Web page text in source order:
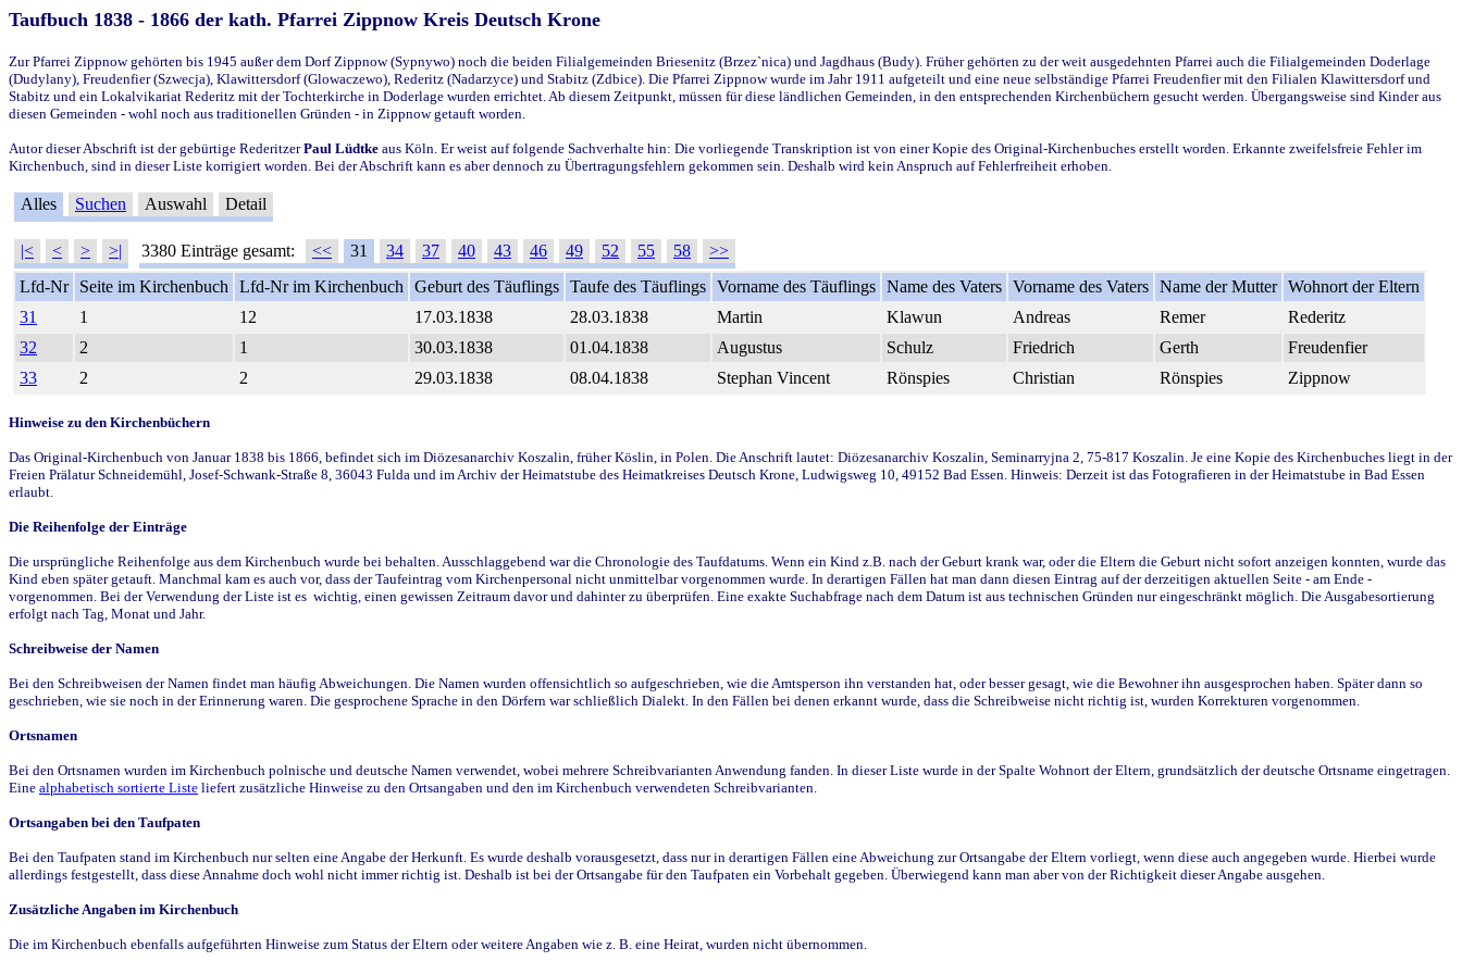
Taufbuch 1838 - 1866 der kath. Pfarrei Zippnow Kreis Deutsch Krone
Zur Pfarrei Zippnow gehörten bis 1945 außer dem Dorf Zippnow (Sypnywo) noch die beiden Filialgemeinden Briesenitz (Brzez`nica) und Jagdhaus (Budy). Früher gehörten zu der weit ausgedehnten Pfarrei auch die Filialgemeinden Doderlage
(Dudylany), Freudenfier (Szwecja), Klawittersdorf (Glowaczewo), Rederitz (Nadarzyce) und Stabitz (Zdbice). Die Pfarrei Zippnow wurde im Jahr 1911 aufgeteilt und eine neue selbständige Pfarrei Freudenfier mit den Filialen Klawittersdorf und
Stabitz und ein Lokalvikariat Rederitz mit der Tochterkirche in Doderlage wurden errichtet. Ab diesem Zeitpunkt, müssen für diese ländlichen Gemeinden, in den entsprechenden Kirchenbüchern gesucht werden. Übergangsweise sind Kinder aus
diesen Gemeinden - wohl noch aus traditionellen Gründen - in Zippnow getauft worden.
Autor dieser Abschrift ist der gebürtige RederitzerPaul Lüdtke aus Köln. Er weist auf folgende Sachverhalte hin: Die vorliegende Transkription ist von einer Kopie des Original-Kirchenbuches erstellt worden. Erkannte zweifelsfreie Fehler im
Kirchenbuch, sind in dieser Liste korrigiert worden. Bei der Abschrift kann es aber dennoch zu Übertragungsfehlern gekommen sein. Deshalb wird kein Anspruch auf Fehlerfreiheit erhoben.
Alles Suchen Auswahl Detail
|< < > >| 3380 Einträge gesamt: << 31 34 37 40 43 46 49 52 55 58
>>
Lfd-Nr
Seite im Kirchenbuch Lfd-Nr im Kirchenbuch Geburt des Täuflings Taufe des Täuflings Vorname des Täuflings Name des Vaters Vorname des Vaters Name der Mutter Wohnort der Eltern
31
1 12 17.03.1838 28.03.1838 Martin Klawun Andreas Remer
Rederitz
32
2 1 30.03.1838 01.04.1838 Augustus Schulz Friedrich Gerth
Freudenfier
33
2 2 29.03.1838 08.04.1838 Stephan Vincent Rönspies Christian Rönspies Zippnow
Hinweise zu den Kirchenbüchern
Das Original-Kirchenbuch von Januar 1838 bis 1866, befindet sich im Diözesanarchiv Koszalin, früher Köslin, in Polen. Die Anschrift lautet: Diözesanarchiv Koszalin, Seminarryjna 2, 75-817 Koszalin. Je eine Kopie des Kirchenbuches liegt in der
Freien Prälatur Schneidemühl, Josef-Schwank-Straße 8, 36043 Fulda und im Archiv der Heimatstube des Heimatkreises Deutsch Krone, Ludwigsweg 10, 49152 Bad Essen. Hinweis: Derzeit ist das Fotografieren in der Heimatstube in Bad Essen
erlaubt.
Die Reihenfolge der Einträge
Die ursprüngliche Reihenfolge aus dem Kirchenbuch wurde bei behalten. Ausschlaggebend war die Chronologie des Taufdatums. Wenn ein Kind z.B. nach der Geburt krank war, oder die Eltern die Geburt nicht sofort anzeigen konnten, wurde das
Kind eben später getauft. Manchmal kam es auch vor, dass der Taufeintrag vom Kirchenpersonal nicht unmittelbar vorgenommen wurde. In derartigen Fällen hat man dann diesen Eintrag auf der derzeitigen aktuellen Seite - am Ende -
vorgenommen. Bei der Verwendung der Liste ist es wichtig, einen gewissen Zeitraum davor und dahinter zu überprüfen. Eine exakte Suchabfrage nach dem Datum ist aus technischen Gründen nur eingeschränkt möglich. Die Ausgabesortierung
erfolgt nach Tag, Monat und Jahr.
Schreibweise der Namen
Bei den Schreibweisen der Namen findet man häufig Abweichungen. Die Namen wurden offensichtlich so aufgeschrieben, wie die Amtsperson ihn verstanden hat, oder besser gesagt, wie die Bewohner ihn ausgesprochen haben. Später dann so
geschrieben, wie sie noch in der Erinnerung waren. Die gesprochene Sprache in den Dörfern war schließlich Dialekt. In den Fällen bei denen erkannt wurde, dass die Schreibweise nicht richtig ist, wurden Korrekturen vorgenommen.
Ortsnamen
Bei den Ortsnamen wurden im Kirchenbuch polnische und deutsche Namen verwendet, wobei mehrere Schreibvarianten Anwendung fanden. In dieser Liste wurde in der Spalte Wohnort der Eltern, grundsätzlich der deutsche Ortsname eingetragen.
Eine alphabetisch sortierte Liste liefert zusätzliche Hinweise zu den Ortsangaben und den im Kirchenbuch verwendeten Schreibvarianten.
Ortsangaben bei den Taufpaten
Bei den Taufpaten stand im Kirchenbuch nur selten eine Angabe der Herkunft. Es wurde deshalb vorausgesetzt, dass nur in derartigen Fällen eine Abweichung zur Ortsangabe der Eltern vorliegt, wenn diese auch angegeben wurde. Hierbei wurde
allerdings festgestellt, dass diese Annahme doch wohl nicht immer richtig ist. Deshalb ist bei der Ortsangabe für den Taufpaten ein Vorbehalt gegeben. Überwiegend kann man aber von der Richtigkeit dieser Angabe ausgehen.
Zusätzliche Angaben im Kirchenbuch
Die im Kirchenbuch ebenfalls aufgeführten Hinweise zum Status der Eltern oder weitere Angaben wie z. B. eine Heirat, wurden nicht übernommen.